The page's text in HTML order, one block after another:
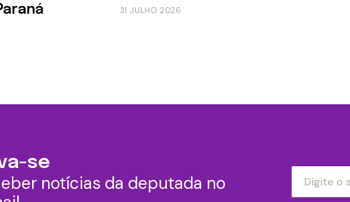
31 JULHO 2026
se
notícias da deputada no